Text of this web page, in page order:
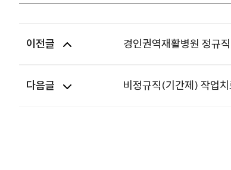
이전글 경인권역재활병원 정규
다음글 비정규직(기간제) 작업